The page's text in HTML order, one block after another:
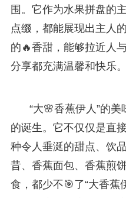
围。它作为水果拼盘的
点缀，都能展现出主人
的🔥香甜，能够拉近人
分享都充满温馨和快乐。
“大🌸香蕉伊人”的
的诞生。它不仅仅是直
种令人垂涎的甜点、饮
昔、香蕉面包、香蕉煎
食，都少不🎯了“大香蕉